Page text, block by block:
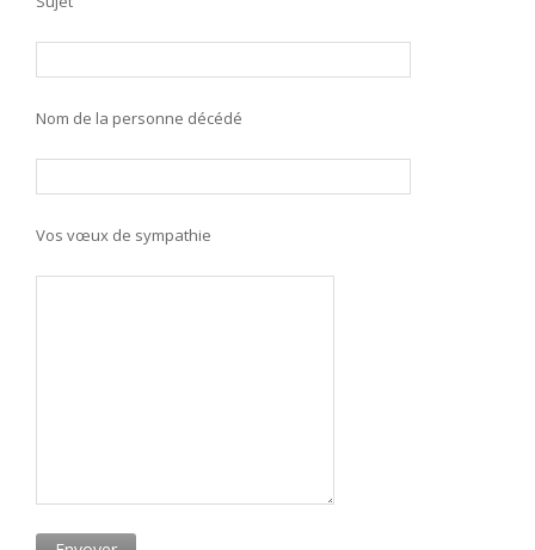
Nom de la personne décédé
Vos vœux de sympathie